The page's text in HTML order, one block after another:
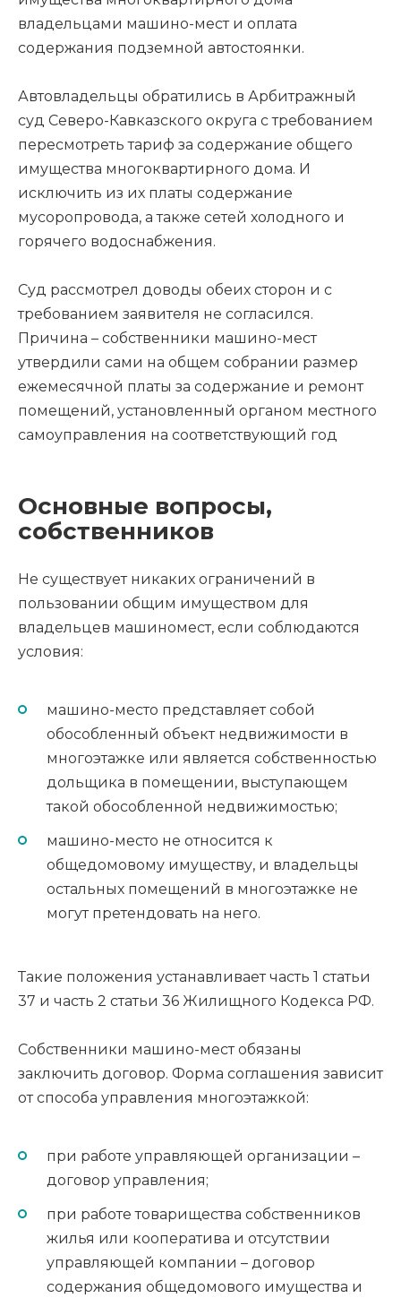
владельцами машино-мест и оплата
содержания подземной автостоянки.
Автовладельцы обратились в Арбитражный
суд Северо-Кавказского округа с требованием
пересмотреть тариф за содержание общего
имущества многоквартирного дома. И
исключить из их платы содержание
мусоропровода, а также сетей холодного и
горячего водоснабжения.
Суд рассмотрел доводы обеих сторон и с
требованием заявителя не согласился.
Причина – собственники машино-мест
утвердили сами на общем собрании размер
ежемесячной платы за содержание и ремонт
помещений, установленный органом местного
самоуправления на соответствующий год
Основные вопросы,
собственников
Не существует никаких ограничений в
пользовании общим имуществом для
владельцев машиномест, если соблюдаются
условия:
машино-место представляет собой
обособленный объект недвижимости в
многоэтажке или является собственностью
дольщика в помещении, выступающем
такой обособленной недвижимостью;
машино-место не относится к
общедомовому имуществу, и владельцы
остальных помещений в многоэтажке не
могут претендовать на него.
Такие положения устанавливает часть 1 статьи
37 и часть 2 статьи 36 Жилищного Кодекса РФ.
Собственники машино-мест обязаны
заключить договор. Форма соглашения зависит
от способа управления многоэтажкой:
при работе управляющей организации –
договор управления;
при работе товарищества собственников
жилья или кооператива и отсутствии
управляющей компании – договор
содержания общедомового имущества и